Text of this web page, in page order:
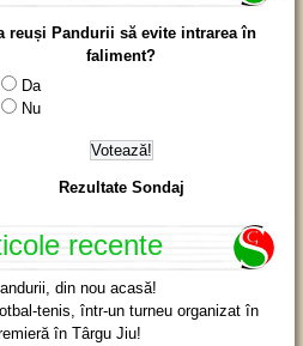
reuși Pandurii să evite intrarea în
faliment?
Da
Nu
Rezultate Sondaj
recente
din nou acasă!
tenis, într-un turneu organizat în
în Târgu Jiu!